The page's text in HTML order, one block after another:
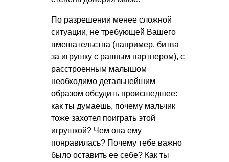
По разрешении менее сложной
ситуации, не требующей Вашего
вмешательства (например, битва
за игрушку с равным партнером), с
расстроенным малышом
необходимо детальнейшим
образом обсудить происшедшее:
как ты думаешь, почему мальчик
тоже захотел поиграть этой
игрушкой? Чем она ему
понравилась? Почему тебе важно
было оставить ее себе? Как ты